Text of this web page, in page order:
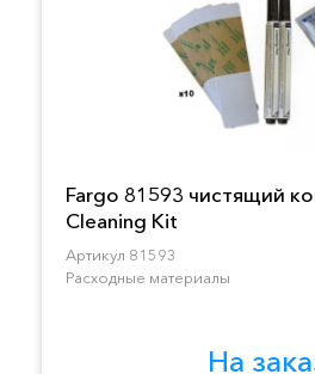
Fargo 81593 чистящий
Cleaning Kit
Артикул 81593
Расходные материалы
На